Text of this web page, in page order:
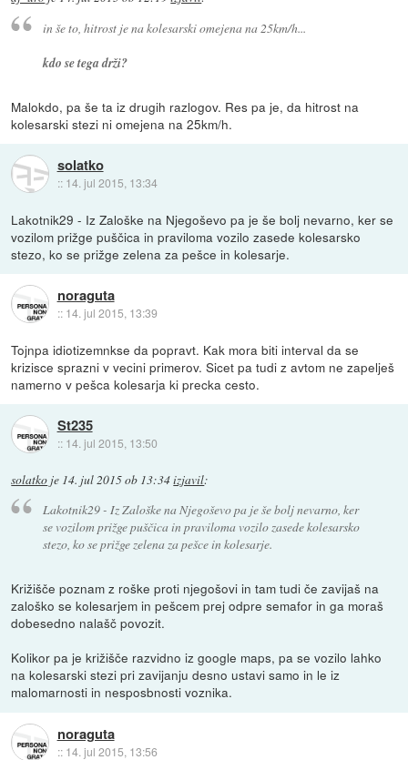
in še to, hitrost je na kolesarski omejena na 25km/h...
kdo se tega drži?
Malokdo, pa še ta iz drugih razlogov. Res pa je, da hitrost na
kolesarski stezi ni omejena na 25km/h.
solatko
:: 14. jul 2015, 13:34
Lakotnik29 - Iz Zaloške na Njegoševo pa je še bolj nevarno, ker se
vozilom prižge puščica in praviloma vozilo zasede kolesarsko
stezo, ko se prižge zelena za pešce in kolesarje.
noraguta
:: 14. jul 2015, 13:39
Tojnpa idiotizemnkse da popravt. Kak mora biti interval da se
krizisce sprazni v vecini primerov. Sicet pa tudi z avtom ne zapelješ
namerno v pešca kolesarja ki precka cesto.
St235
:: 14. jul 2015, 13:50
solatko je 14. jul 2015 ob 13:34izjavil:
Lakotnik29 - Iz Zaloške na Njegoševo pa je še bolj nevarno, ker
se vozilom prižge puščica in praviloma vozilo zasede kolesarsko
stezo, ko se prižge zelena za pešce in kolesarje.
Križišče poznam z roške proti njegošovi in tam tudi če zavijaš na
zaloško se kolesarjem in pešcem prej odpre semafor in ga moraš
dobesedno nalašč povozit.
Kolikor pa je križišče razvidno iz google maps, pa se vozilo lahko
na kolesarski stezi pri zavijanju desno ustavi samo in le iz
malomarnosti in nesposbnosti voznika.
noraguta
:: 14. jul 2015, 13:56